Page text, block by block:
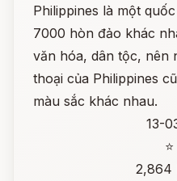
Philippines là một
7000 hòn đảo khác
văn hóa, dân tộc, nên
thoại của Philippines
màu sắc khác nhau.
13-
2,864